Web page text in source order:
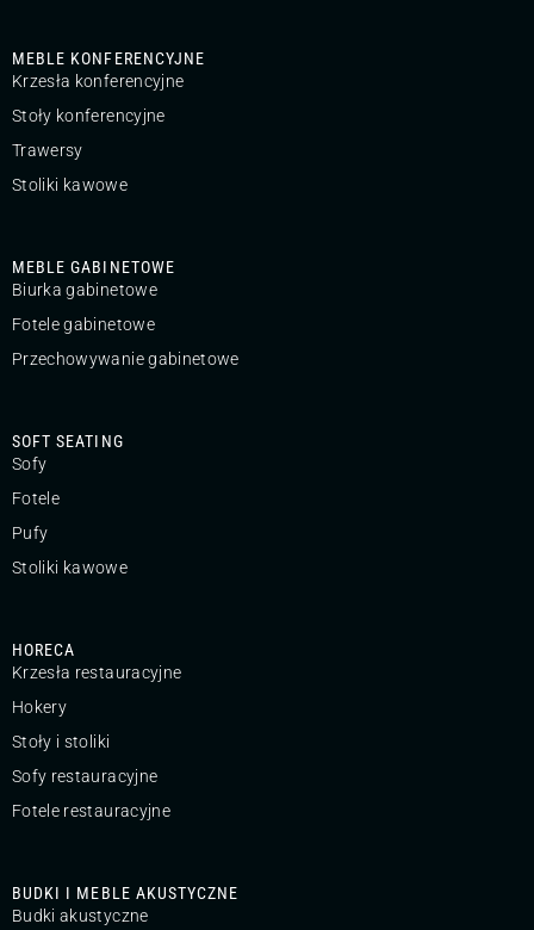
MEBLE KONFERENCYJNE
Krzesła konferencyjne
Stoły konferencyjne
Trawersy
Stoliki kawowe
MEBLE GABINETOWE
Biurka gabinetowe
Fotele gabinetowe
Przechowywanie gabinetowe
SOFT SEATING
Sofy
Fotele
Pufy
Stoliki kawowe
HORECA
Krzesła restauracyjne
Hokery
Stoły i stoliki
Sofy restauracyjne
Fotele restauracyjne
BUDKI I MEBLE AKUSTYCZNE
Budki akustyczne